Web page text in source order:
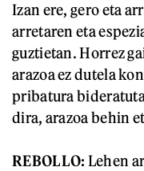
Izan ere, gero eta
arretaren eta
guztietan. Horrez
arazoa ez dutela
pribatura
dira, arazoa behin
REBOLLO: Lehen